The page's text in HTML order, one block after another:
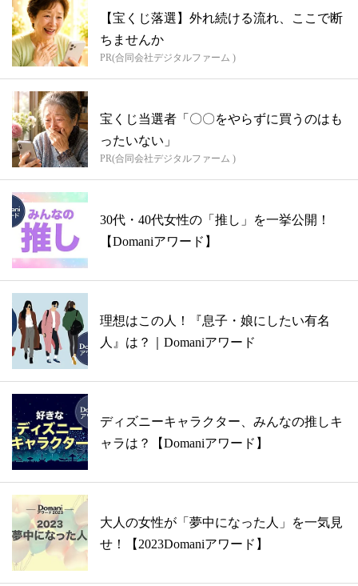
【宝くじ落選】外れ続ける流れ、ここで断
ちませんか
PR(合同会社デジタルファーム )
宝くじ当選者「〇〇をやらずに買うのはも
ったいない」
PR(合同会社デジタルファーム )
30代・40代女性の「推し」を一挙公開！
【Domaniアワード】
理想はこの人！『息子・娘にしたい有名
人』は？｜Domaniアワード
ディズニーキャラクター、みんなの推しキ
ャラは？【Domaniアワード】
大人の女性が「夢中になった人」を一気見
せ！【2023Domaniアワード】